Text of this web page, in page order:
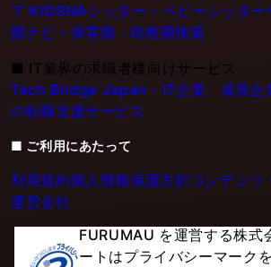
ア KIDSNAシッター - ベビーシッター
園ナビ - 保育園・幼稚園検索
■ IT業界の求職者様向けサービス
Tech Bridge Japan - IT企業、成長企
の転職支援サービス
■ ご利用にあたって
利用規約個人情報保護方針コンテンツ
運営会社
FURUMAU を運営する株式
ートはプライバシーマーク